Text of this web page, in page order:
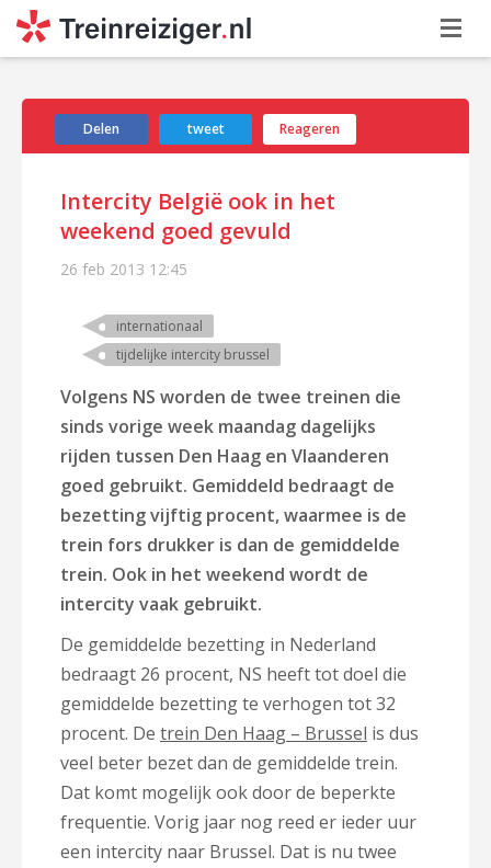
Delen tweet Reageren
Intercity België ook in het
weekend goed gevuld
26 feb 2013 12:45
internationaal
tijdelijke intercity brussel
Volgens NS worden de twee treinen die
sinds vorige week maandag dagelijks
rijden tussen Den Haag en Vlaanderen
goed gebruikt. Gemiddeld bedraagt de
bezetting vijftig procent, waarmee is de
trein fors drukker is dan de gemiddelde
trein. Ook in het weekend wordt de
intercity vaak gebruikt.
De gemiddelde bezetting in Nederland
bedraagt 26 procent, NS heeft tot doel die
gemiddelde bezetting te verhogen tot 32
procent. De trein Den Haag – Brussel is dus
veel beter bezet dan de gemiddelde trein.
Dat komt mogelijk ook door de beperkte
frequentie. Vorig jaar nog reed er ieder uur
een intercity naar Brussel. Dat is nu twee